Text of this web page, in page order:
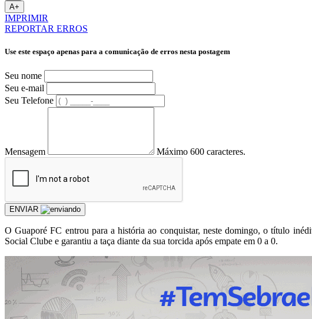
A+
IMPRIMIR
REPORTAR ERROS
Use este espaço apenas para a comunicação de erros nesta postagem
Seu nome
Seu e-mail
Seu Telefone
Mensagem Máximo 600 caracteres.
ENVIAR
O Guaporé FC entrou para a história ao conquistar, neste domingo, o título
Social Clube e garantiu a taça diante da sua torcida após empate em 0 a 0.